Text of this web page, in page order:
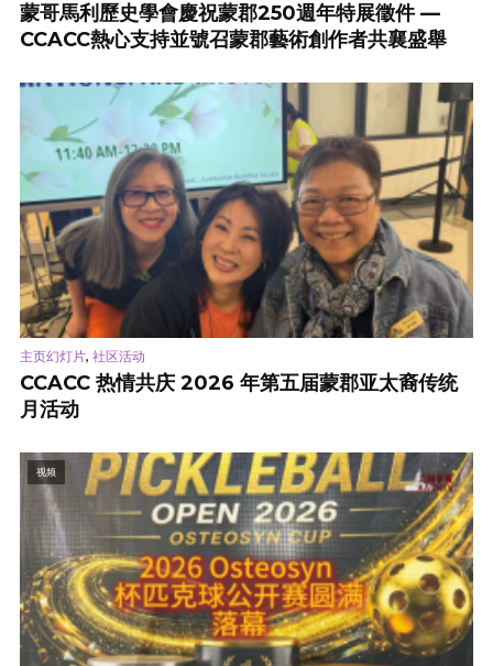
蒙哥馬利歷史學會慶祝蒙郡250週年特展徵件 —
CCACC熱心支持並號召蒙郡藝術創作者共襄盛舉
主页幻灯片, 社区活动
CCACC 热情共庆 2026 年第五届蒙郡亚太裔传统
月活动
视频